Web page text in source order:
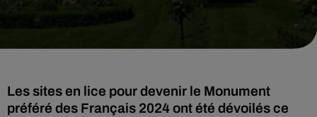
Les sites en lice pour devenir le Monument
préféré des Français 2024 ont été dévoilés ce